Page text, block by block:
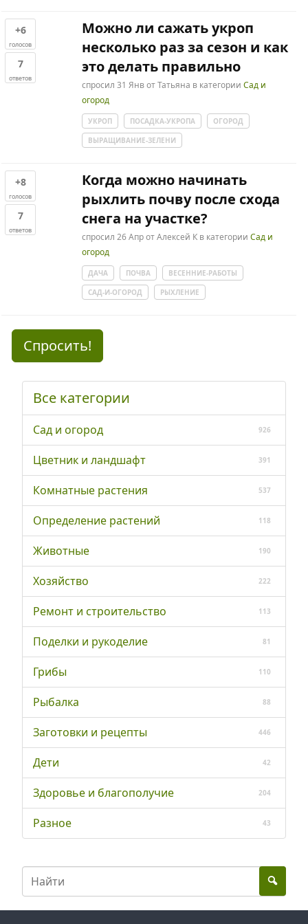
+6
голосов
7
ответов
Можно ли сажать укроп
несколько раз за сезон и как
это делать правильно
спросил 31 Янв отТатьяна в категории Сад и
огород
УКРОП ПОСАДКА-УКРОПА
ОГОРОД
ВЫРАЩИВАНИЕ-ЗЕЛЕНИ
+8
голосов
7
ответов
Когда можно начинать
рыхлить почву после схода
снега на участке?
спросил 26 Апр отАлексей К в категории Сад и
огород
ДАЧА ПОЧВА
ВЕСЕННИЕ-РАБОТЫ
САД-И-ОГОРОД
РЫХЛЕНИЕ
Спросить!
Все категории
Сад и огород 926
Цветник и ландшафт 391
Комнатные растения 537
Определение растений 118
Животные 190
Хозяйство 222
Ремонт и строительство 113
Поделки и рукоделие 81
Грибы 110
Рыбалка 88
Заготовки и рецепты 446
Дети 42
Здоровье и благополучие 204
Разное 43